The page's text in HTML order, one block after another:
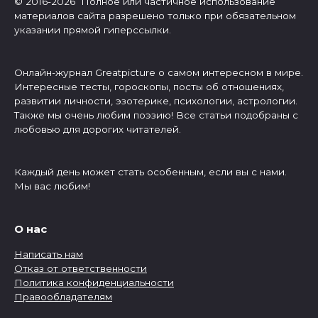
материалов сайта разрешено только при обязательном
указании прямой гиперссылки.
Онлайн-журнал Greatpicture о самом интересном в мире.
Интересные тесты, гороскопы, посты об отношениях,
развитии личности, эзотерике, психологии, астрологии.
Также мы очень любим поэзию! Все статьи подобраны с
любовью для дорогих читателей.
Каждый день может стать особенным, если вы с нами.
Мы вас любим!
О нас
Написать нам
Отказ от ответственности
Политика конфиденциальности
Правообладателям